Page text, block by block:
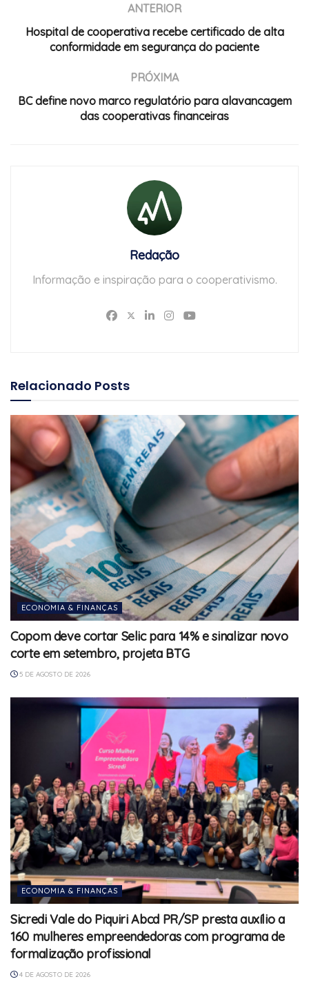
ANTERIOR
Hospital de cooperativa recebe certificado de alta
conformidade em segurança do paciente
PRÓXIMA
BC define novo marco regulatório para alavancagem
das cooperativas financeiras
Redação
Informação e inspiração para o cooperativismo.
Relacionado Posts
ECONOMIA & FINANÇAS
Copom deve cortar Selic para 14% e sinalizar novo
corte em setembro, projeta BTG
5 DE AGOSTO DE 2026
ECONOMIA & FINANÇAS
Sicredi Vale do Piquiri Abcd PR/SP presta auxílio a
160 mulheres empreendedoras com programa de
formalização profissional
4 DE AGOSTO DE 2026